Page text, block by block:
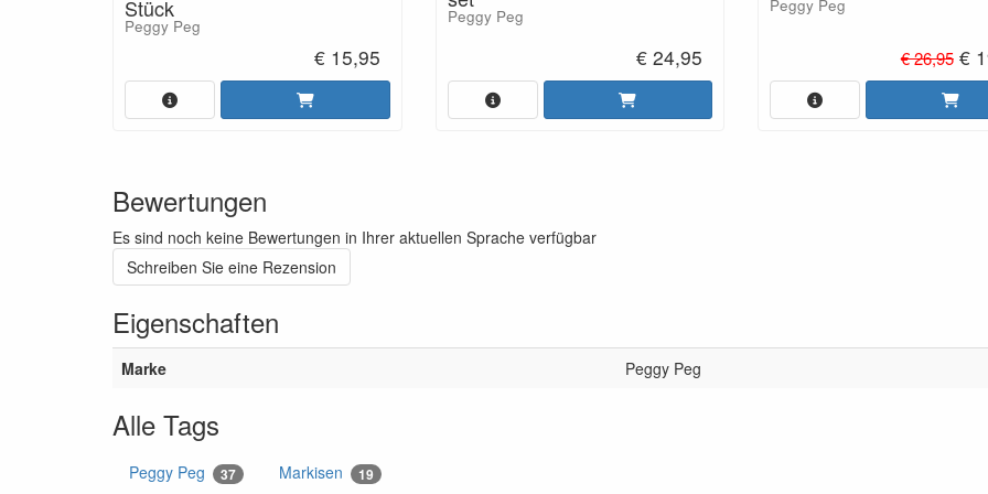
Stück
Peggy Peg
€ 15,95
Peggy Peg
€ 24,95
Peggy Peg
€ 26,95€
Bewertungen
Es sind noch keine Bewertungen in Ihrer aktuellen Sprache verfügbar
Schreiben Sie eine Rezension
Eigenschaften
Marke Peggy Peg
Alle Tags
Peggy Peg 37 Markisen 19